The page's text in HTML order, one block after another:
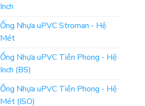
Inch
Ống Nhựa uPVC Stroman - Hệ
Mét
Ống Nhựa uPVC Tiền Phong - Hệ
Inch (BS)
Ống Nhựa uPVC Tiền Phong - Hệ
Mét (ISO)